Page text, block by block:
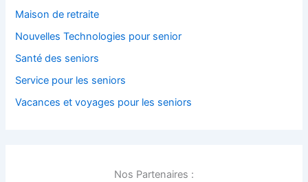
Maison de retraite
Nouvelles Technologies pour senior
Santé des seniors
Service pour les seniors
Vacances et voyages pour les seniors
Nos Partenaires :